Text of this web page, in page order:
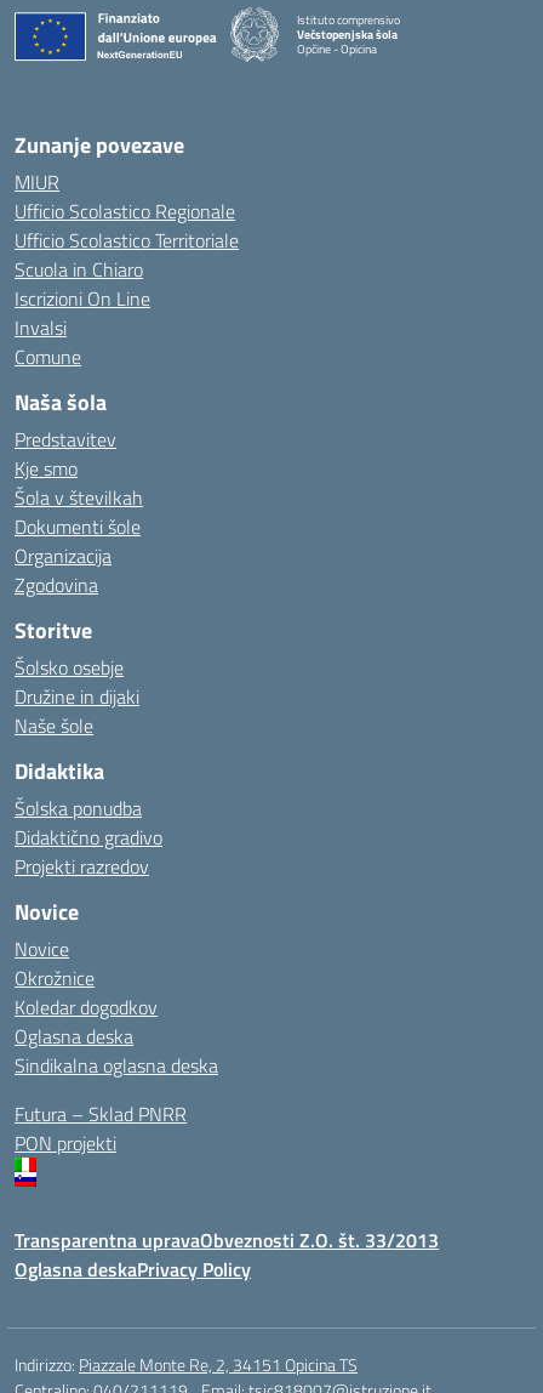
Istituto comprensivo
Večstopenjska šola
Opčine - Opicina
Zunanje povezave
MIUR
Ufficio Scolastico Regionale
Ufficio Scolastico Territoriale
Scuola in Chiaro
Iscrizioni On Line
Invalsi
Comune
Naša šola
Predstavitev
Kje smo
Šola v številkah
Dokumenti šole
Organizacija
Zgodovina
Storitve
Šolsko osebje
Družine in dijaki
Naše šole
Didaktika
Šolska ponudba
Didaktično gradivo
Projekti razredov
Novice
Novice
Okrožnice
Koledar dogodkov
Oglasna deska
Sindikalna oglasna deska
Futura – Sklad PNRR
PON projekti
Transparentna upravaObveznosti Z.O. št. 33/2013
Oglasna deskaPrivacy Policy
Indirizzo: Piazzale Monte Re, 2, 34151 Opicina TS